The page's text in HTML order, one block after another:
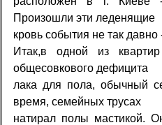
Произошли эти леденящие
кровь события не так давно
Итак,в одной из
общесовкового дефицита
лака для пола, обычный
время, семейных трусах
натирал полы мастикой.